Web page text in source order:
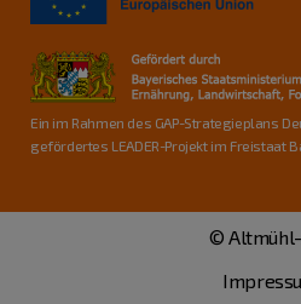
Ein im Rahmen des GAP-Strategieplans
gefördertes LEADER-Projekt im Freistaat
© Altmühl-